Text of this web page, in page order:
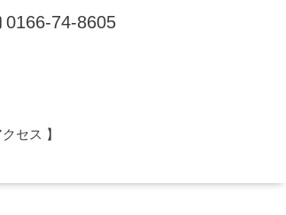
0166-74-8605
セス 】